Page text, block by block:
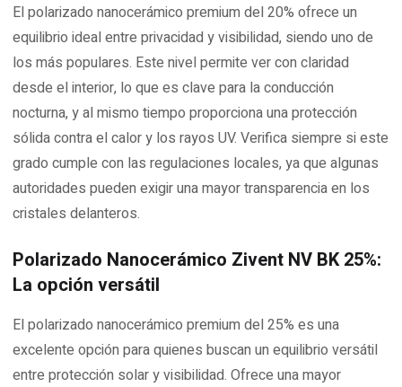
El polarizado nanocerámico premium del 20% ofrece un
equilibrio ideal entre privacidad y visibilidad, siendo uno de
los más populares. Este nivel permite ver con claridad
desde el interior, lo que es clave para la conducción
nocturna, y al mismo tiempo proporciona una protección
sólida contra el calor y los rayos UV. Verifica siempre si este
grado cumple con las regulaciones locales, ya que algunas
autoridades pueden exigir una mayor transparencia en los
cristales delanteros.
Polarizado Nanocerámico Zivent NV BK 25%:
La opción versátil
El polarizado nanocerámico premium del 25% es una
excelente opción para quienes buscan un equilibrio versátil
entre protección solar y visibilidad. Ofrece una mayor